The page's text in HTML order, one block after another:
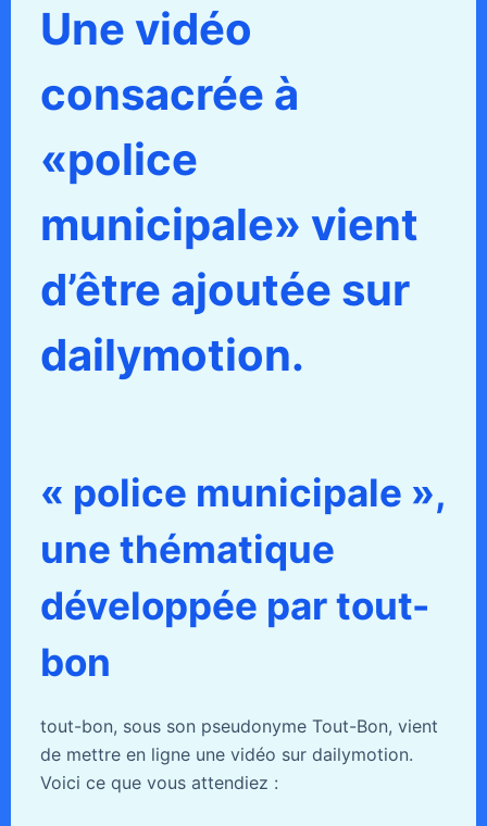
Une vidéo
consacrée à
«police
municipale» vient
d’être ajoutée sur
dailymotion.
« police municipale »,
une thématique
développée par tout-
bon
tout-bon, sous son pseudonyme Tout-Bon, vient
de mettre en ligne une vidéo sur dailymotion.
Voici ce que vous attendiez :